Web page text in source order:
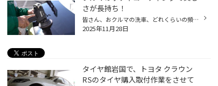
さが長持ち！
皆さん、おクルマの洗車、どれくらいの頻度でされてますか？ お忙しい毎日の中で、ずっとキレイに保つのは至難の業ではないでしょうか？ それでも、なるべくクルマはキレイに保ちたいというお客様にオススメなサービス 今回は、おクルマの「ボディコーティング」のご紹介です。 ボディコーティング...
2025年11月28日
タイヤ館岩国で、トヨタ クラウン
RSのタイヤ購入取付作業をさせて